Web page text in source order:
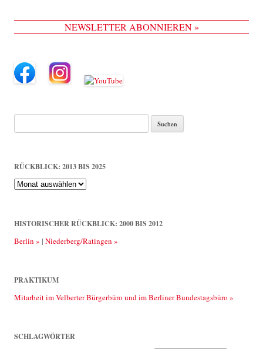
NEWSLETTER ABONNIEREN »
Suche
nach:
RÜCKBLICK: 2013 BIS 2025
Rückblick:
2013
bis
HISTORISCHER RÜCKBLICK: 2000 BIS 2012
Berlin » | Niederberg/Ratingen »
PRAKTIKUM
Mitarbeit im Velberter Bürgerbüro und im Berliner Bundestagsbüro »
SCHLAGWÖRTER